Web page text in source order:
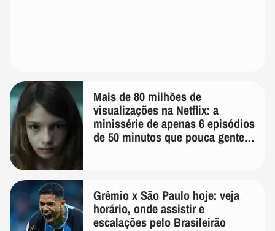
Mais de 80 milhões de
visualizações na Netflix: a
minissérie de apenas 6 episódios
de 50 minutos que pouca gente
Grêmio x São Paulo hoje: veja
horário, onde assistir e
escalações pelo Brasileirão